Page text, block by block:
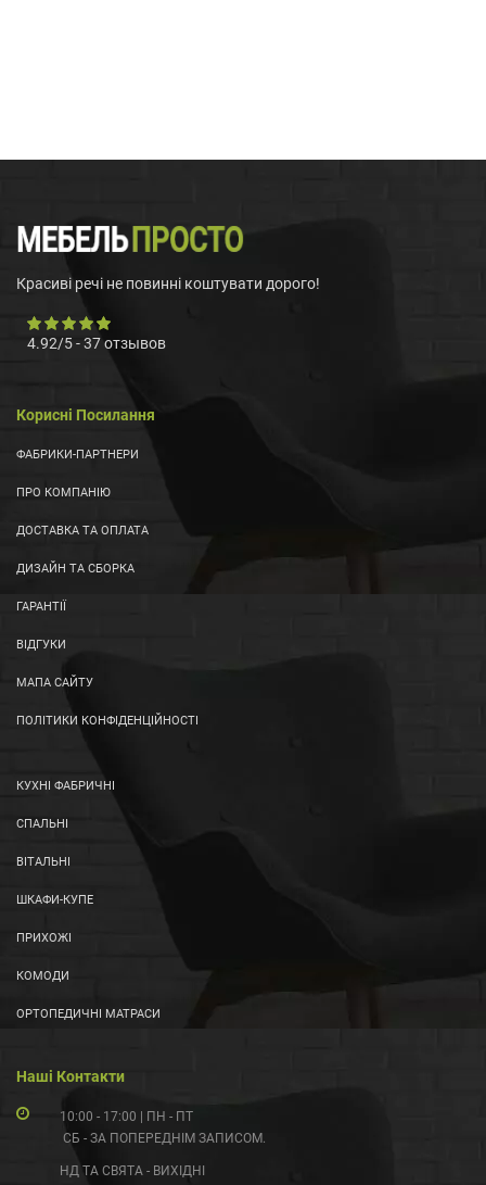
Красиві речі не повинні коштувати дорого!
4.92/5-37отзывов
Корисні Посилання
ФАБРИКИ-ПАРТНЕРИ
ПРО КОМПАНІЮ
ДОСТАВКА ТА ОПЛАТА
ДИЗАЙН ТА СБОРКА
ГАРАНТІЇ
ВІДГУКИ
МАПА САЙТУ
ПОЛІТИКИ КОНФІДЕНЦІЙНОСТІ
КУХНІ ФАБРИЧНІ
СПАЛЬНІ
ВІТАЛЬНІ
ШКАФИ-КУПЕ
ПРИХОЖІ
КОМОДИ
ОРТОПЕДИЧНІ МАТРАСИ
Наші Контакти
10:00 - 17:00 | ПН - ПТ
СБ - ЗА ПОПЕРЕДНІМ ЗАПИСОМ.
НД ТА СВЯТА - ВИХІДНІ